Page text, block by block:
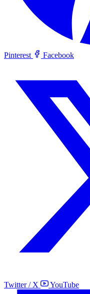
Pinterest Facebook
Twitter / X YouTube